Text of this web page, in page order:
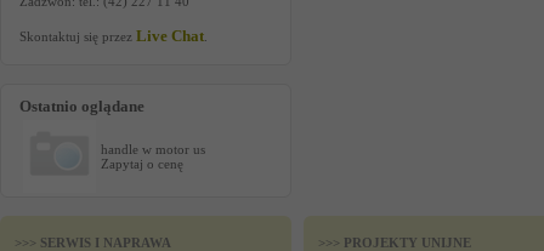
Skontaktuj się przez Live Chat
Ostatnio oglądane
handle w motor us
Zapytaj o cenę
>>> SERWIS I NAPRAWA
>>> PROJEKTY UNIJNE